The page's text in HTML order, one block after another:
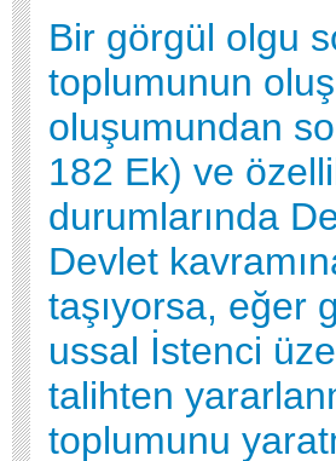
Bir görgül olgu
toplumunun
oluşumundan
182 Ek) ve
durumlarında
Devlet
taşıyorsa, eğer
ussal İstenci
talihten
toplumunu